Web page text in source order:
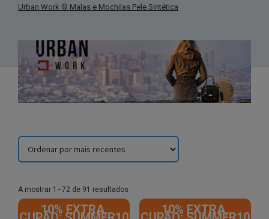
Urban Work ® Malas e Mochilas Pele Sintética
A mostrar 1–72 de 91 resultados
by
latest
10% EXTRA, 10% EXTRA,